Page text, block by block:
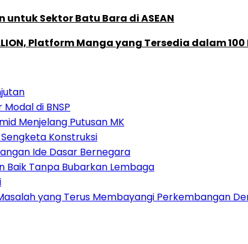
Sektor Batu Bara di ASEAN
Platform Manga yang Tersedia dalam
di BNSP
Menjelang Putusan MK
Konstruksi
Ide Dasar Bernegara
Baik Tanpa Bubarkan Lembaga
yang Terus Membayangi Perkembangan